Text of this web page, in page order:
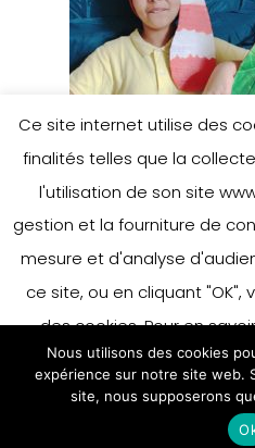
Ce site internet utilise des
finalités telles que la
l'utilisation de son site
gestion et la fourniture de
mesure et d'analyse
ce site, ou en cliquant
des cookies. Pour en
préférences en matière de
à notre politique sur
En
Nous utilisons des cookies
expérience sur notre site web.
site, nous supposerons